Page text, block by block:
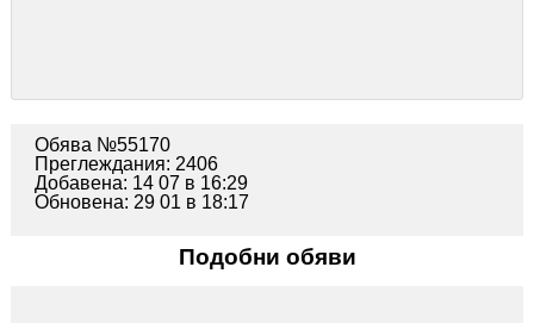
Обява №55170
Преглеждания: 2406
Добавена: 14 07 в 16:29
Обновена: 29 01 в 18:17
Подобни обяви